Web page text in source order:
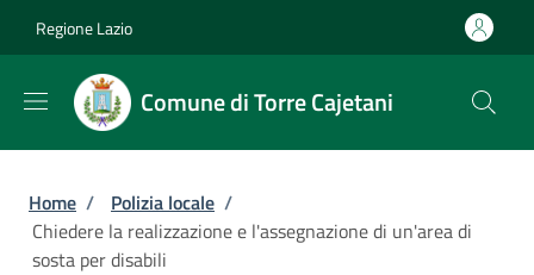
Regione Lazio
Comune di Torre Cajetani
Briciole di pane
Home / Polizia locale /
Chiedere la realizzazione e l'assegnazione di un'area di
sosta per disabili